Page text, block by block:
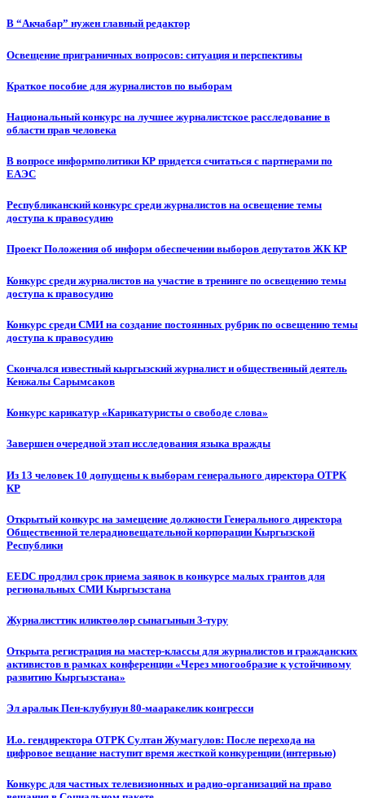
В “Акчабар” нужен главный редактор
Освещение приграничных вопросов: ситуация и перспективы
Краткое пособие для журналистов по выборам
Национальный конкурс на лучшее журналистское расследование в
области прав человека
В вопросе информполитики КР придется считаться с партнерами по
ЕАЭС
Республиканский конкурс среди журналистов на освещение темы
доступа к правосудию
Проект Положения об информ обеспечении выборов депутатов ЖК КР
Конкурс среди журналистов на участие в тренинге по освещению темы
доступа к правосудию
Конкурс среди СМИ на создание постоянных рубрик по освещению темы
доступа к правосудию
Скончался известный кыргызский журналист и общественный деятель
Кенжалы Сарымсаков
Конкурс карикатур «Карикатуристы о свободе слова»
Завершен очередной этап исследования языка вражды
Из 13 человек 10 допущены к выборам генерального директора ОТРК
КР
Открытый конкурс на замещение должности Генерального директора
Общественной телерадиовещательной корпорации Кыргызской
Республики
EEDC продлил срок приема заявок в конкурсе малых грантов для
региональных СМИ Кыргызстана
Журналисттик иликтөөлөр сынагынын 3-туру
Открыта регистрация на мастер-классы для журналистов и гражданских
активистов в рамках конференции «Через многообразие к устойчивому
развитию Кыргызстана»
Эл аралык Пен-клубунун 80-мааракелик конгресси
И.о. гендиректора ОТРК Султан Жумагулов: После перехода на
цифровое вещание наступит время жесткой конкуренции (интервью)
Конкурс для частных телевизионных и радио-организаций на право